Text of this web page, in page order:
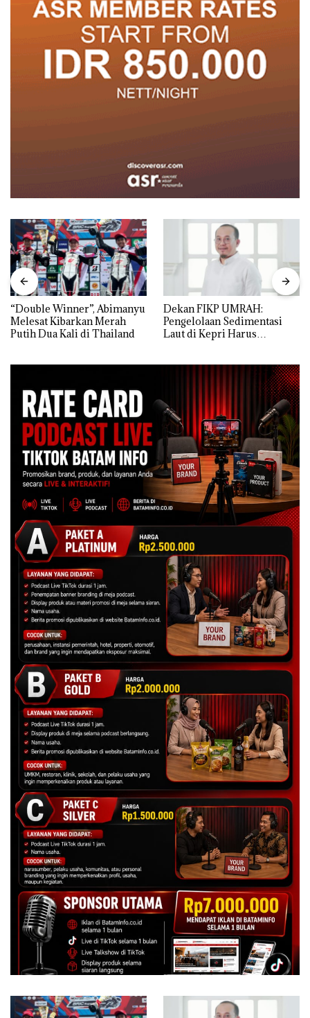
“Double Winner”, Abimanyu
Melesat Kibarkan Merah
Putih Dua Kali di Thailand
Dekan FIKP UMRAH:
Pengelolaan Sedimentasi
Laut di Kepri Harus